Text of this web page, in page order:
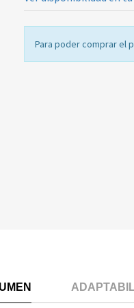
Para poder comprar el